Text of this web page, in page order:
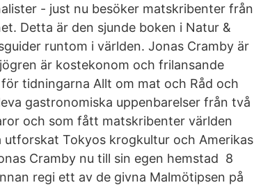
- just nu besöker matskribenter från
Detta är den sjunde boken i Natur &
runtom i världen. Jonas Cramby är
är kostekonom och frilansande
tidningarna Allt om mat och Råd och
gastronomiska uppenbarelser från två
och som fått matskribenter världen
Tokyos krogkultur och Amerikas
Cramby nu till sin egen hemstad 8
regi ett av de givna Malmötipsen på